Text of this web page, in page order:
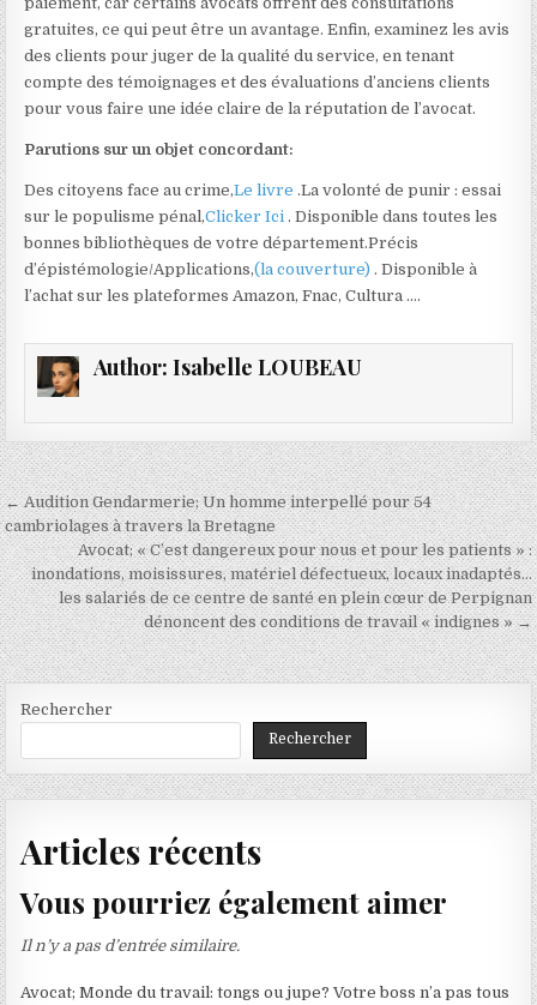
gratuites, ce qui peut être un avantage. Enfin, examinez les avis
des clients pour juger de la qualité du service, en tenant
compte des témoignages et des évaluations d’anciens clients
pour vous faire une idée claire de la réputation de l’avocat.
Parutions sur un objet concordant:
Des citoyens face au crime,Le livre .La volonté de punir : essai
sur le populisme pénal,Clicker Ici . Disponible dans toutes les
bonnes bibliothèques de votre département.Précis
d’épistémologie/Applications,(la couverture) . Disponible à
l’achat sur les plateformes Amazon, Fnac, Cultura ….
Author: Isabelle LOUBEAU
Navigation
de
l’article
← Audition Gendarmerie; Un homme interpellé pour 54
cambriolages à travers la Bretagne
Avocat; « C’est dangereux pour nous et pour les patients » :
inondations, moisissures, matériel défectueux, locaux inadaptés…
les salariés de ce centre de santé en plein cœur de Perpignan
dénoncent des conditions de travail « indignes » →
Rechercher
Rechercher
Articles récents
Vous pourriez également aimer
Il n’y a pas d’entrée similaire.
Avocat; Monde du travail: tongs ou jupe? Votre boss n’a pas tous